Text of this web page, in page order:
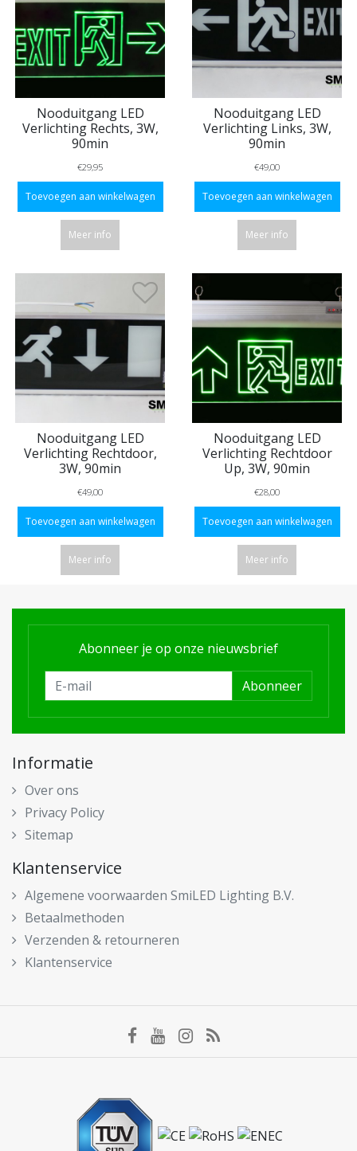
Nooduitgang LED
Verlichting Rechts, 3W,
90min
€29,95
Toevoegen aan winkelwagen
Meer info
Nooduitgang LED
Verlichting Links, 3W,
90min
€49,00
Toevoegen aan winkelwagen
Meer info
Nooduitgang LED
Verlichting Rechtdoor,
3W, 90min
€49,00
Toevoegen aan winkelwagen
Meer info
Nooduitgang LED
Verlichting Rechtdoor
Up, 3W, 90min
€28,00
Toevoegen aan winkelwagen
Meer info
Abonneer je op onze nieuwsbrief
Abonneer
Informatie
Over ons
Privacy Policy
Sitemap
Klantenservice
Algemene voorwaarden SmiLED Lighting B.V.
Betaalmethoden
Verzenden & retourneren
Klantenservice